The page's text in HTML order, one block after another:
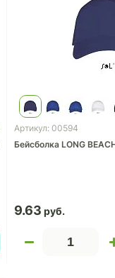
Артикул: 00594
Бейсболка LONG
9.63